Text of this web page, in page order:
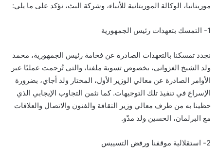
موريتانيا، الوكالة الموريتانية للأنباء، وشركة البث، نؤكد على ما يلي:
1- التمسك بتعهدات رئيس الجمهورية
نجدد تمسكنا بالتعهدات الصادرة عن فخامة رئيس الجمهورية، محمد
ولد الشيخ الغزواني، بخصوص تسوية ملفنا، والتي تُرجمت عمليًا عبر
الأوامر الصادرة عن معالي الوزير الأول، المختار ولد أجاي، بضرورة
الإسراع في تنفيذ تلك التوجيهات. كما نثمن التجاوب الإيجابي الذي
حظينا به من طرف معالي وزير الثقافة والفنون والاتصال والعلاقات
مع البرلمان، الحسين ولد مدّو.
2- استقلالية موقفنا ورفض التسييس